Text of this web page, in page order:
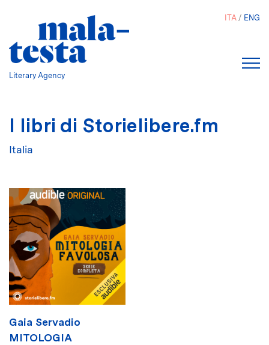
Literary Agency
ITA ENG
I libri di Storielibere.fm
Italia
Gaia Servadio
MITOLOGIA